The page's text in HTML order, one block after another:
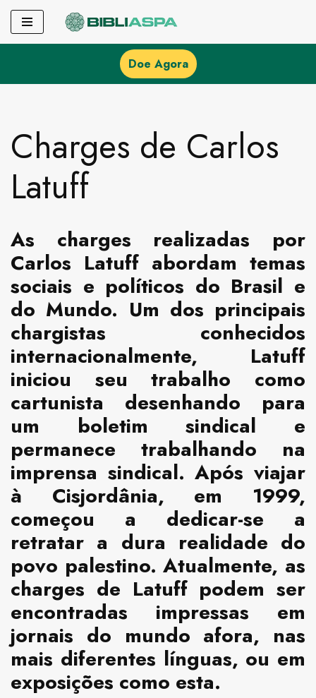
Pular
o
Doe Agora
Charges de Carlos
Latuff
As charges realizadas por
Carlos Latuff abordam temas
sociais e políticos do Brasil e
do Mundo. Um dos principais
chargistas conhecidos
internacionalmente, Latuff
iniciou seu trabalho como
cartunista desenhando para
um boletim sindical e
permanece trabalhando na
imprensa sindical. Após viajar
à Cisjordânia, em 1999,
começou a dedicar-se a
retratar a dura realidade do
povo palestino. Atualmente, as
charges de Latuff podem ser
encontradas impressas em
jornais do mundo afora, nas
mais diferentes línguas, ou em
exposições como esta.